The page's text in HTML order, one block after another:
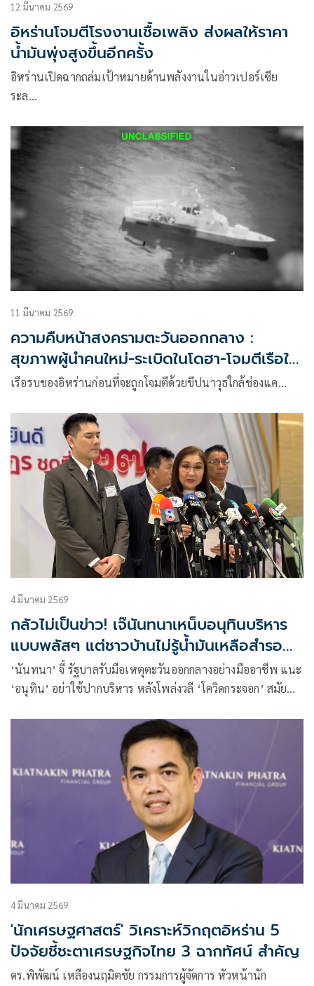
12 มีนาคม 2569
อิหร่านโจมตีโรงงานเชื้อเพลิง ส่งผลให้ราคา
น้ำมันพุ่งสูงขึ้นอีกครั้ง
อิหร่านเปิดฉากถล่มเป้าหมายด้านพลังงานในอ่าวเปอร์เซีย
ระล…
11 มีนาคม 2569
ความคืบหน้าสงครามตะวันออกกลาง :
สุขภาพผู้นำคนใหม่-ระเบิดในโดฮา-โจมตีเรือใน
ฮอร์มุซ
เรือรบของอิหร่านก่อนที่จะถูกโจมตีด้วยขีปนาวุธใกล้ช่องแค…
4 มีนาคม 2569
กลัวไม่เป็นข่าว! เจ๊นันทนาเหน็บอนุทินบริหาร
แบบพลัสๆ แต่ชาวบ้านไม่รู้น้ำมันเหลือสำรอง
เท่าไหร่
‘นันทนา’ จี้ รัฐบาลรับมือเหตุตะวันออกกลางอย่างมืออาชีพ แนะ
‘อนุทิน’ อย่าใช้ปากบริหาร หลังโพล่งวลี ‘โควิดกระจอก’ สมัย
4 มีนาคม 2569
'นักเศรษฐศาสตร์' วิเคราะห์วิกฤตอิหร่าน 5
ปัจจัยชี้ชะตาเศรษฐกิจไทย 3 ฉากทัศน์ สำคัญ
ดร.พิพัฒน์ เหลืองนฤมิตชัย กรรมการผู้จัดการ หัวหน้านัก